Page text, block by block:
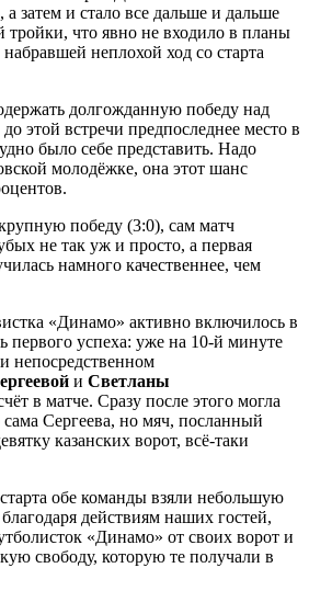
а затем и стало все дальше и дальше
тройки, что явно не входило в планы
неплохой ход со старта
долгожданную победу над
этой встречи предпоследнее место в
было себе представить. Надо
молодёжке, она этот шанс
победу (3:0), сам матч
не так уж и просто, а первая
намного качественнее, чем
«Динамо» активно включилось в
первого успеха: уже на 10-й минуте
непосредственном
и Светланы
в матче. Сразу после этого могла
Сергеева, но мяч, посланный
казанских ворот, всё-таки
обе команды взяли небольшую
действиям наших гостей,
«Динамо» от своих ворот и
свободу, которую те получали в